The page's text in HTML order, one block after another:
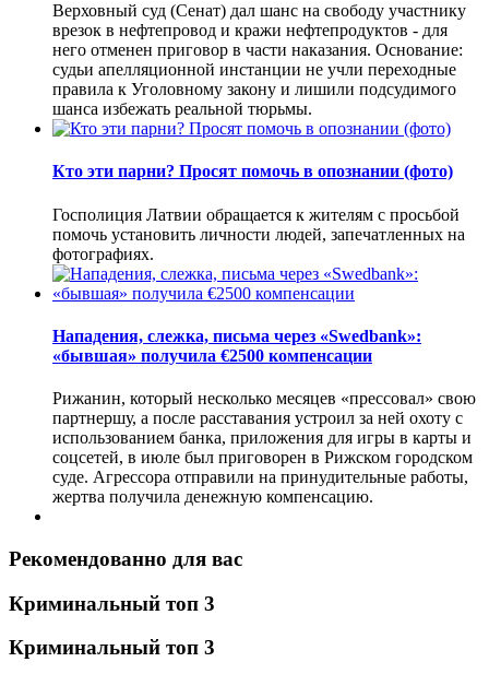
Верховный суд (Сенат) дал шанс на свободу участнику
врезок в нефтепровод и кражи нефтепродуктов - для
него отменен приговор в части наказания. Основание:
судьи апелляционной инстанции не учли переходные
правила к Уголовному закону и лишили подсудимого
шанса избежать реальной тюрьмы.
Кто эти парни? Просят помочь в опознании (фото)
Госполиция Латвии обращается к жителям с просьбой
помочь установить личности людей, запечатленных на
фотографиях.
Нападения, слежка, письма через «Swedbank»:
«бывшая» получила €2500 компенсации
Рижанин, который несколько месяцев «прессовал» свою
партнершу, а после расставания устроил за ней охоту с
использованием банка, приложения для игры в карты и
соцсетей, в июле был приговорен в Рижском городском
суде. Агрессора отправили на принудительные работы,
жертва получила денежную компенсацию.
Рекомендованно для вас
Криминальный топ 3
Криминальный топ 3